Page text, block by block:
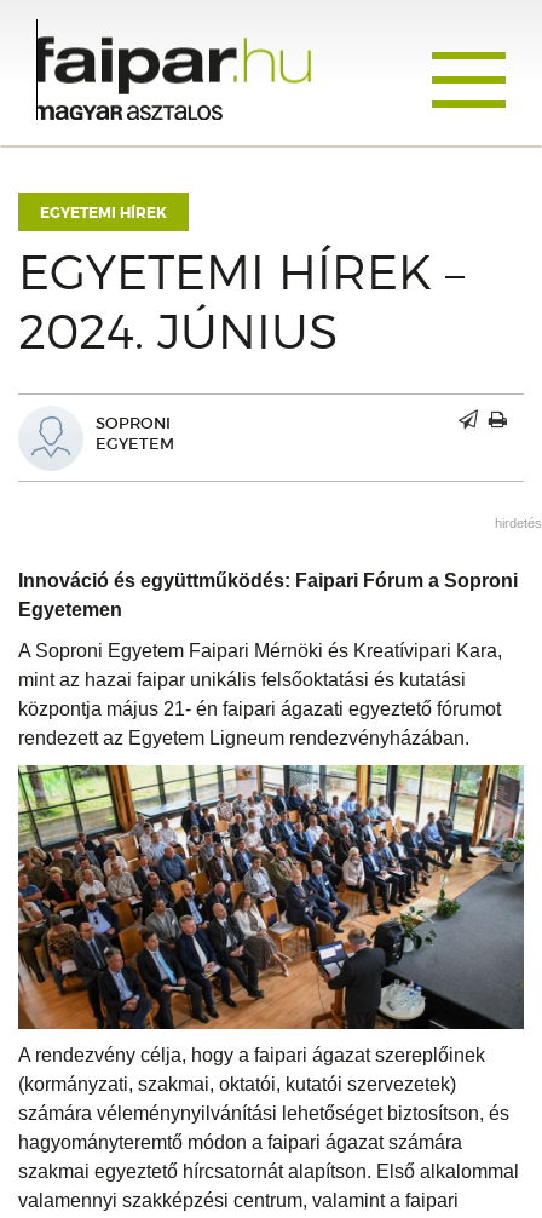
EGYETEMI HÍREK
EGYETEMI HÍREK –
2024. JÚNIUS
SOPRONI
EGYETEM
hirdetés
Innováció és együttműködés: Faipari Fórum a Soproni
Egyetemen
A Soproni Egyetem Faipari Mérnöki és Kreatívipari Kara,
mint az hazai faipar unikális felsőoktatási és kutatási
központja május 21- én faipari ágazati egyeztető fórumot
rendezett az Egyetem Ligneum rendezvényházában.
A rendezvény célja, hogy a faipari ágazat szereplőinek
(kormányzati, szakmai, oktatói, kutatói szervezetek)
számára véleménynyilvánítási lehetőséget biztosítson, és
hagyományteremtő módon a faipari ágazat számára
szakmai egyeztető hírcsatornát alapítson. Első alkalommal
valamennyi szakképzési centrum, valamint a faipari